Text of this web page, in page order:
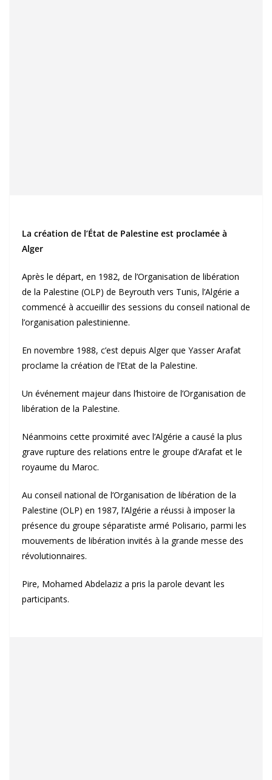
La création de l’État de Palestine est proclamée à
Alger
Après le départ, en 1982, de l’Organisation de libération
de la Palestine (OLP) de Beyrouth vers Tunis, l’Algérie a
commencé à accueillir des sessions du conseil national de
l’organisation palestinienne.
En novembre 1988, c’est depuis Alger que Yasser Arafat
proclame la création de l’Etat de la Palestine.
Un événement majeur dans l’histoire de l’Organisation de
libération de la Palestine.
Néanmoins cette proximité avec l’Algérie a causé la plus
grave rupture des relations entre le groupe d’Arafat et le
royaume du Maroc.
Au conseil national de l’Organisation de libération de la
Palestine (OLP) en 1987, l’Algérie a réussi à imposer la
présence du groupe séparatiste armé Polisario, parmi les
mouvements de libération invités à la grande messe des
révolutionnaires.
Pire, Mohamed Abdelaziz a pris la parole devant les
participants.